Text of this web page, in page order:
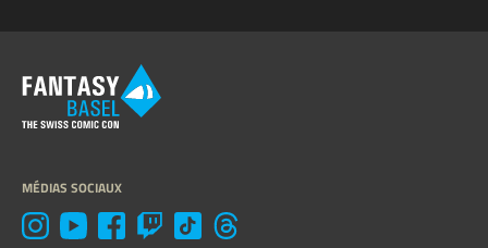
MÉDIAS SOCIAUX